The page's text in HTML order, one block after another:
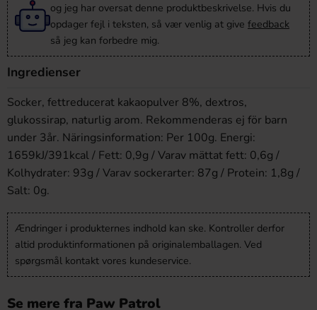
og jeg har oversat denne produktbeskrivelse. Hvis du
opdager fejl i teksten, så vær venlig at give feedback
så jeg kan forbedre mig.
Ingredienser
Socker, fettreducerat kakaopulver 8%, dextros,
glukossirap, naturlig arom. Rekommenderas ej för barn
under 3år. Näringsinformation: Per 100g. Energi:
1659kJ/391kcal / Fett: 0,9g / Varav mättat fett: 0,6g /
Kolhydrater: 93g / Varav sockerarter: 87g / Protein: 1,8g /
Salt: 0g.
Ændringer i produkternes indhold kan ske. Kontroller derfor
altid produktinformationen på originalemballagen. Ved
spørgsmål kontakt vores kundeservice.
Se mere fra Paw Patrol